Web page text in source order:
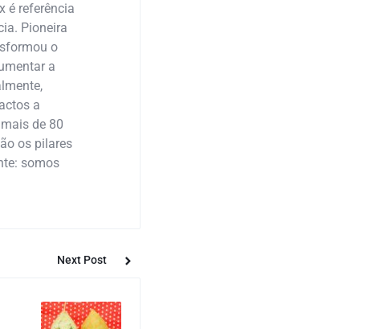
é referência
Pioneira
o
a
a
de 80
os pilares
somos
Next Post